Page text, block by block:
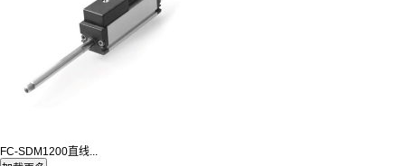
FC-SDM1200直线...